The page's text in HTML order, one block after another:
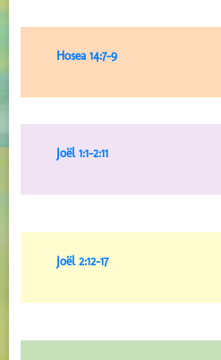
Hosea 14:7-9
Joël 1:1-2:11
Joël 2:12-17